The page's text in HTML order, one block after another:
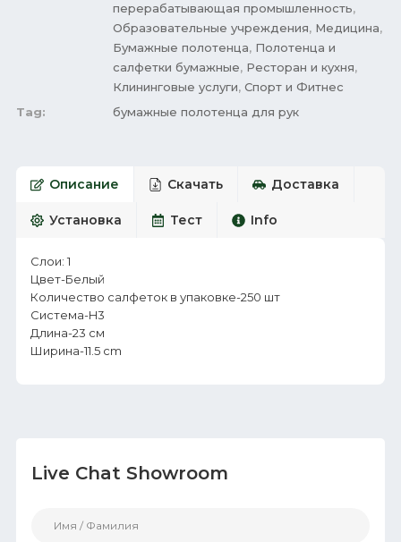
Live Chat Showroom
перерабатывающая промышленность,
Образовательные учреждения, Медицина,
Бумажные полотенца, Полотенца и
салфетки бумажные, Ресторан и кухня,
Клининговые услуги, Спорт и Фитнес
Tag:
бумажные полотенца для рук
Описание Скачать Доставка
Установка Тест Info
Слои: 1
Цвет-Белый
Количество салфеток в упаковке-250 шт
Система-H3
Длина-23 см
Ширина-11.5 cm